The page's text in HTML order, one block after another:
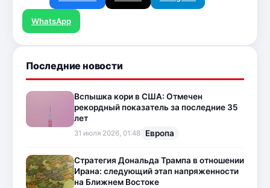
WhatsApp
Последние новости
Вспышка кори в США: Отмечен
рекордный показатель за последние 35
лет
31 июля 2026, 01:48 Европа
Стратегия Дональда Трампа в отношении
Ирана: следующий этап напряженности
на Ближнем Востоке